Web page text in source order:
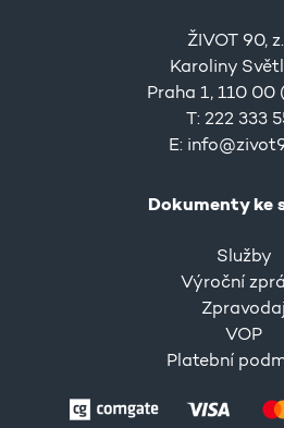
ŽIVOT 90,
Karoliny
Praha 1, 110 00 (
T: 222 333
E:
Dokumenty ke
Služby
Výroční
Zpravodaj
VOP
Platební